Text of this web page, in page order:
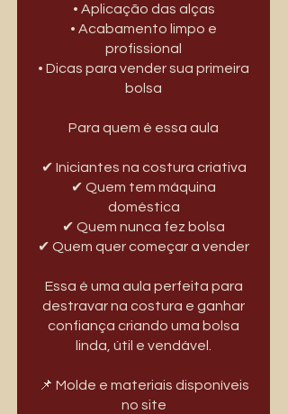
• Aplicação das alças
• Acabamento limpo e
profissional
• Dicas para vender sua primeira
bolsa
Para quem é essa aula
✔ Iniciantes na costura criativa
✔ Quem tem máquina
doméstica
✔ Quem nunca fez bolsa
✔ Quem quer começar a vender
Essa é uma aula perfeita para
destravar na costura e ganhar
confiança criando uma bolsa
linda, útil e vendável.
📌 Molde e materiais disponíveis
no site